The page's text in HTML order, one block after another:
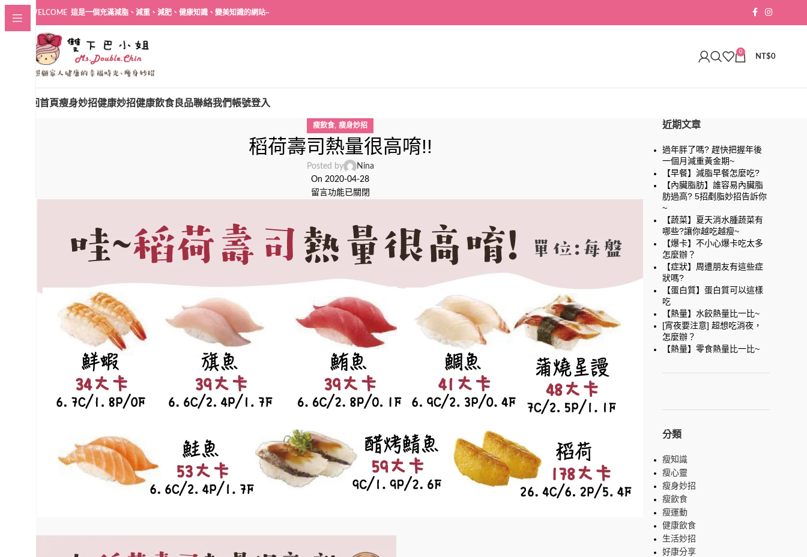
WELCOME 這是一個充滿減脂、減重、減肥、健康知識、變美知識的網站~
0
NT$0
回首頁瘦身妙招健康妙招健康飲食良品聯絡我們帳號登入
瘦飲食,瘦身妙招
稻荷壽司熱量很高唷!!
Posted by
Nina
On 2020-04-28
留言功能已關閉
近期文章
過年胖了嗎? 趕快把握年後
一個月減重黃金期~
【早餐】減脂早餐怎麼吃?
【內臟脂肪】誰容易內臟脂
肪過高? 5招剷脂妙招告訴你
~
【蔬菜】夏天消水腫蔬菜有
哪些?讓你越吃越瘦~
【爆卡】不小心爆卡吃太多
怎麼辦？
【症狀】周遭朋友有這些症
狀嗎?
【蛋白質】蛋白質可以這樣
吃
【熱量】水餃熱量比一比~
[宵夜要注意] 超想吃消夜，
怎麼辦？
【熱量】零食熱量比一比~
分類
瘦知識
瘦心靈
瘦身妙招
瘦飲食
瘦運動
健康飲食
生活妙招
好康分享